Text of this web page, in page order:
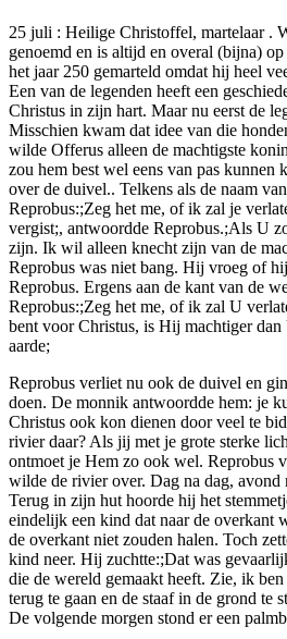
25 juli : Heilige Christoffel, martelaar .
genoemd en is altijd en overal (bijna)
het jaar 250 gemarteld omdat hij heel
Een van de legenden heeft een
Christus in zijn hart. Maar nu eerst de
Misschien kwam dat idee van die
wilde Offerus alleen de machtigste
zou hem best wel eens van pas
over de duivel.. Telkens als de naam
Reprobus:;Zeg het me, of ik zal je
vergist;, antwoordde Reprobus.;Als U
zijn. Ik wil alleen knecht zijn van de
Reprobus was niet bang. Hij vroeg of
Reprobus. Ergens aan de kant van de
Reprobus:;Zeg het me, of ik zal U
bent voor Christus, is Hij machtiger
aarde;
Reprobus verliet nu ook de duivel en
doen. De monnik antwoordde hem: je
Christus ook kon dienen door veel te
rivier daar? Als jij met je grote sterke
ontmoet je Hem zo ook wel. Reprobus
wilde de rivier over. Dag na dag, avond
Terug in zijn hut hoorde hij het
eindelijk een kind dat naar de overkant
de overkant niet zouden halen. Toch
kind neer. Hij zuchtte:;Dat was
die de wereld gemaakt heeft. Zie, ik
terug te gaan en de staaf in de grond te
De volgende morgen stond er een